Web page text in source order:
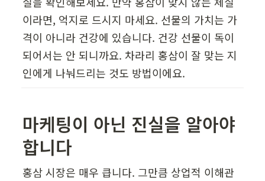
이라면, 억지로 드시지 마세요. 선물의 가치는 가
격이 아니라 건강에 있습니다. 건강 선물이 독이
되어서는 안 되니까요. 차라리 홍삼이 잘 맞는 지
인에게 나눠드리는 것도 방법이에요.
마케팅이 아닌 진실을 알아야
합니다
홍삼 시장은 매우 큽니다. 그만큼 상업적 이해관